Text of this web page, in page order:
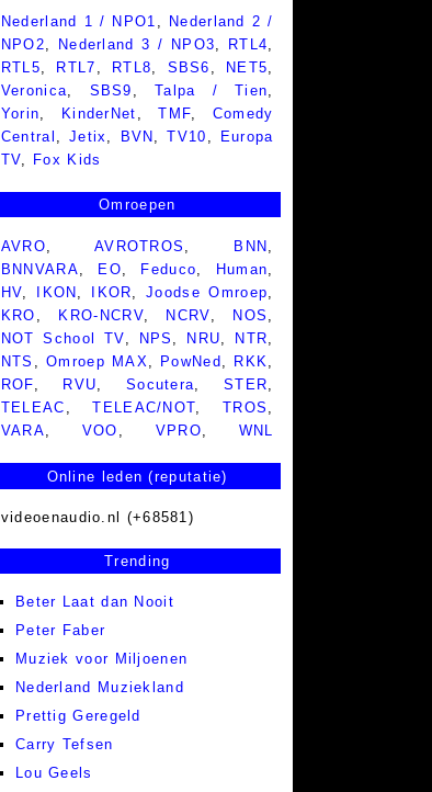
Nederland 1 / NPO1
Nederland 2 /
NPO2
Nederland 3 / NPO3 RTL4
RTL5
RTL7 RTL8 SBS6 NET5
Veronica
SBS9 ,Talpa / Tien
Yorin
KinderNet ,TMF
Comedy
Central
Jetix BVN ,TV10
Europa
TV
Fox Kids
Omroepen
AVRO, AVROTROS , BNN ,
BNNVARA, EO, Feduco, Human,
HV, IKON , IKOR,Joodse Omroep,
KRO , KRO-NCRV, NCRV, NOS ,
NOT School TV, NPS , NRU, NTR,
NTS ,Omroep MAX, PowNed , RKK,
ROF, RVU, Socutera,STER,
TELEAC ,TELEAC/NOT,TROS ,
VARA, VOO , VPRO, WNL
Online leden (reputatie)
videoenaudio.nl (+68581)
Trending
Beter Laat dan Nooit
Peter Faber
Muziek voor Miljoenen
Nederland Muziekland
Prettig Geregeld
Carry Tefsen
Lou Geels